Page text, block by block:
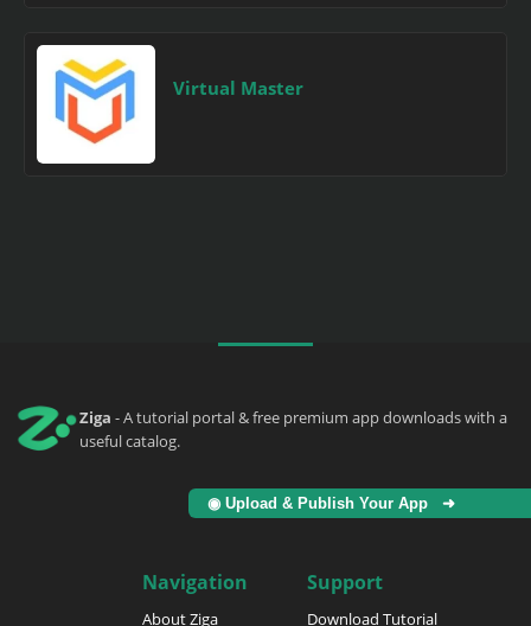
Virtual Master
Ziga - A tutorial portal & free premium app downloads with a
useful catalog.
◉ Upload & Publish Your App ➜
Navigation
About Ziga
Support
Download Tutorial